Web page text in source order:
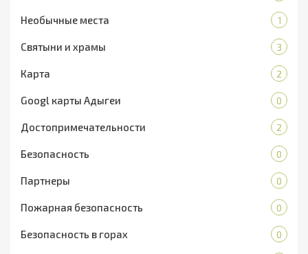
Необычные места 1
Святыни и храмы 3
Карта 2
Googl карты Адыгеи 0
Достопримечательности 2
Безопасность 0
Партнеры 0
Пожарная безопасность 0
Безопасность в горах 0